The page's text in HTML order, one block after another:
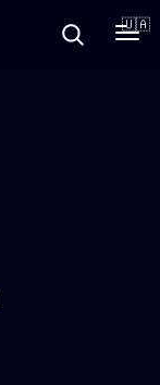
🇺🇦